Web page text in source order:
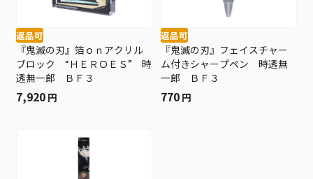
返品可
『鬼滅の刃』箔ｏｎアクリル
ブロック “ＨＥＲＯＥＳ” 時
透無一郎 ＢＦ３
7,920 円
返品可
『鬼滅の刃』フェイスチャー
ム付きシャープペン 時透無
一郎 ＢＦ３
770 円